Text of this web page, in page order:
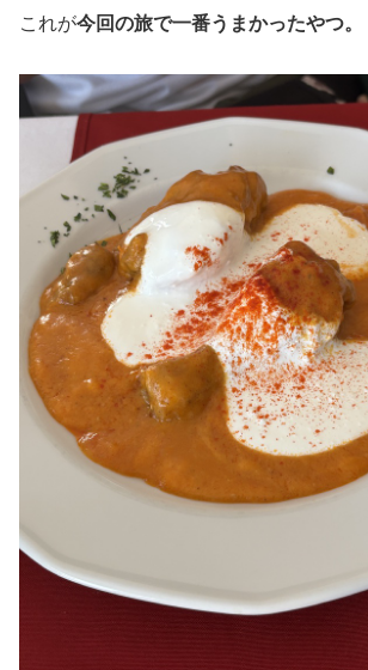
これが今回の旅で一番うまかったやつ。